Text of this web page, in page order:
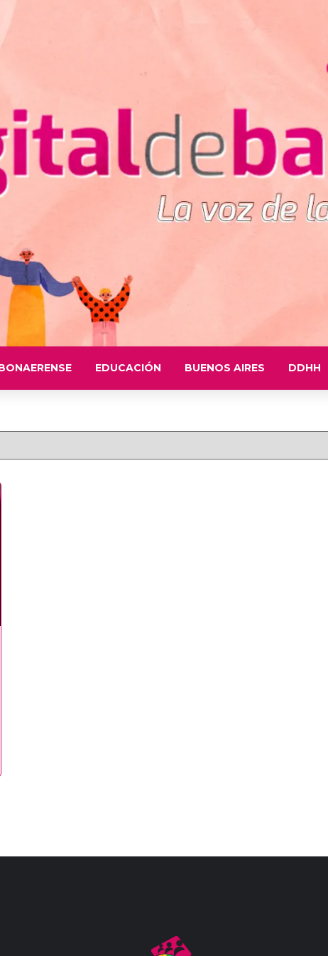
EDUCACIÓN BUENOS AIRES DDHH